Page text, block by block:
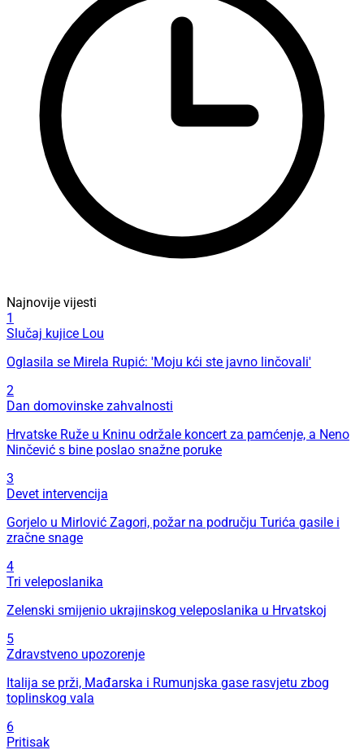
Najnovije vijesti
1
Slučaj kujice Lou
Oglasila se Mirela Rupić: 'Moju kći ste javno linčovali'
2
Dan domovinske zahvalnosti
Hrvatske Ruže u Kninu održale koncert za pamćenje, a Neno
Ninčević s bine poslao snažne poruke
3
Devet intervencija
Gorjelo u Mirlović Zagori, požar na području Turića gasile i
zračne snage
4
Tri veleposlanika
Zelenski smijenio ukrajinskog veleposlanika u Hrvatskoj
5
Zdravstveno upozorenje
Italija se prži, Mađarska i Rumunjska gase rasvjetu zbog
toplinskog vala
6
Pritisak